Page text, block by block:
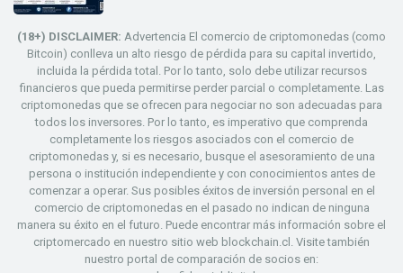
(18+) DISCLAIMER: Advertencia El comercio de criptomonedas (como
Bitcoin) conlleva un alto riesgo de pérdida para su capital invertido,
incluida la pérdida total. Por lo tanto, solo debe utilizar recursos
financieros que pueda permitirse perder parcial o completamente. Las
criptomonedas que se ofrecen para negociar no son adecuadas para
todos los inversores. Por lo tanto, es imperativo que comprenda
completamente los riesgos asociados con el comercio de
criptomonedas y, si es necesario, busque el asesoramiento de una
persona o institución independiente y con conocimientos antes de
comenzar a operar. Sus posibles éxitos de inversión personal en el
comercio de criptomonedas en el pasado no indican de ninguna
manera su éxito en el futuro. Puede encontrar más información sobre el
criptomercado en nuestro sitio web blockchain.cl. Visite también
nuestro portal de comparación de socios en: